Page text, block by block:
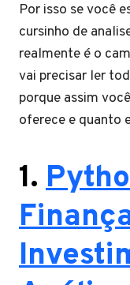
Por isso se você
cursinho de
realmente é o
vai precisar ler
porque assim
oferece e quanto
1.